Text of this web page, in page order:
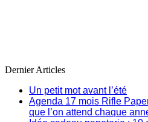
Dernier Articles
Un petit mot avant l’été
Agenda 17 mois Rifle
que l’on attend chaque